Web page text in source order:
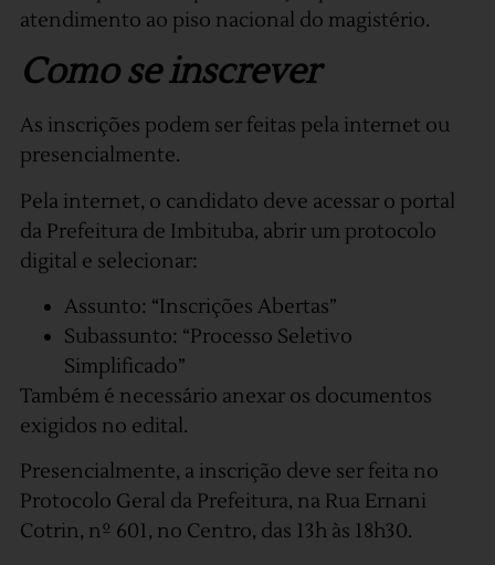
atendimento ao piso nacional do magistério.
Como se inscrever
As inscrições podem ser feitas pela internet ou
presencialmente.
Pela internet, o candidato deve acessar o portal
da Prefeitura de Imbituba, abrir um protocolo
digital e selecionar:
Assunto: “Inscrições Abertas”
Subassunto: “Processo Seletivo
Simplificado”
Também é necessário anexar os documentos
exigidos no edital.
Presencialmente, a inscrição deve ser feita no
Protocolo Geral da Prefeitura, na Rua Ernani
Cotrin, nº 601, no Centro, das 13h às 18h30.